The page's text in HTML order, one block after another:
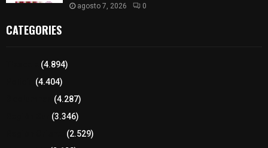
agosto 7, 2026 0
CATEGORIES
(4.894)
(4.404)
(4.287)
(3.346)
(2.529)